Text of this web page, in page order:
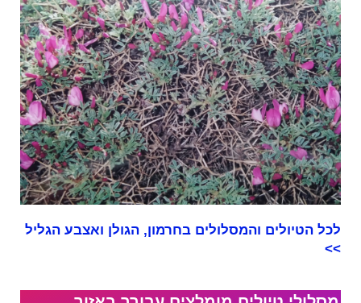
לכל הטיולים והמסלולים בחרמון, הגולן ואצבע הגליל
>>